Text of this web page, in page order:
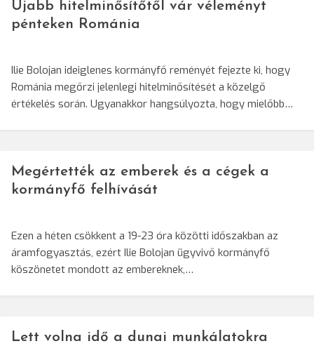
Újabb hitelminősítőtől vár véleményt
pénteken Románia
Ilie Bolojan ideiglenes kormányfő reményét fejezte ki, hogy
Románia megőrzi jelenlegi hitelminősítését a közelgő
értékelés során. Ugyanakkor hangsúlyozta, hogy mielőbb…
Megértették az emberek és a cégek a
kormányfő felhívását
Ezen a héten csökkent a 19-23 óra közötti időszakban az
áramfogyasztás, ezért Ilie Bolojan ügyvivő kormányfő
köszönetet mondott az embereknek,…
Lett volna idő a dunai munkálatokra